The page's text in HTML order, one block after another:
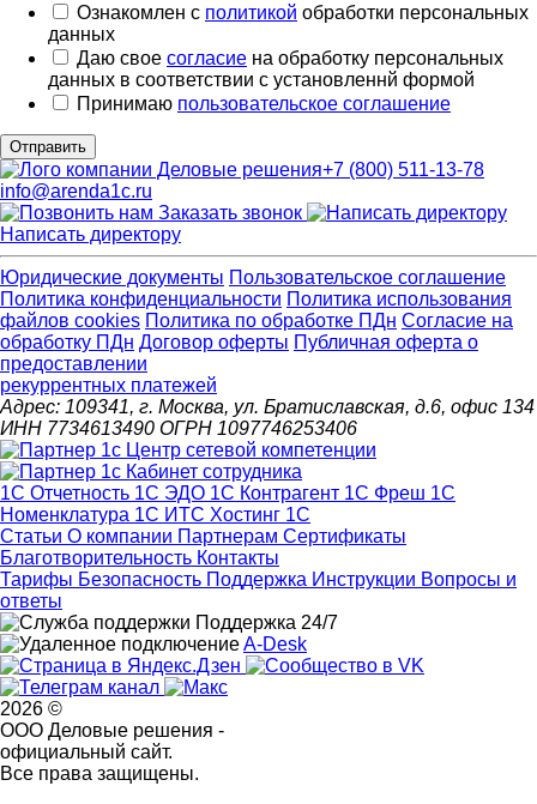
Ознакомлен с политикой обработки персональных
данных
Даю свое согласие на обработку персональных
данных в соответствии с установленнй формой
Принимаю пользовательское соглашение
Отправить
+7 (800) 511-13-78
info@arenda1c.ru
Заказать звонок
Написать директору
Юридические документы Пользовательское соглашение
Политика конфиденциальности Политика использования
файлов cookies Политика по обработке ПДн Cогласие на
обработку ПДн Договор оферты Публичная оферта о
предоставлении
рекуррентных платежей
Адрес: 109341, г. Москва, ул. Братиславская, д.6, офис 134
ИНН 7734613490 ОГРН 1097746253406
1С Отчетность 1С ЭДО 1С Контрагент 1С Фреш 1С
Номенклатура 1С ИТС Хостинг 1С
Статьи О компании Партнерам Сертификаты
Благотворительность Контакты
Тарифы Безопасность Поддержка Инструкции Вопросы и
ответы
Поддержка 24/7
A-Desk
2026 ©
ООО Деловые решения -
официальный сайт.
Все права защищены.